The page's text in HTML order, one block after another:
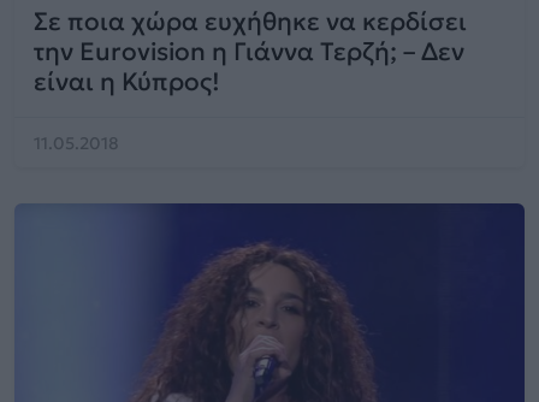
Σε ποια χώρα ευχήθηκε να κερδίσει
την Eurovision η Γιάννα Τερζή; – Δεν
είναι η Κύπρος!
11.05.2018